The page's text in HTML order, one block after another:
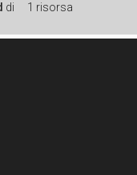
di 1 risorsa